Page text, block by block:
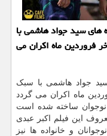
های سید جواد هاشمی با
فروردین ماه اكران می
جواد هاشمی با سبک
ماه اکران می گردد
نوجوان ساخته شده است
این فیلم اکبر عبدی
و خانواده ها نیز